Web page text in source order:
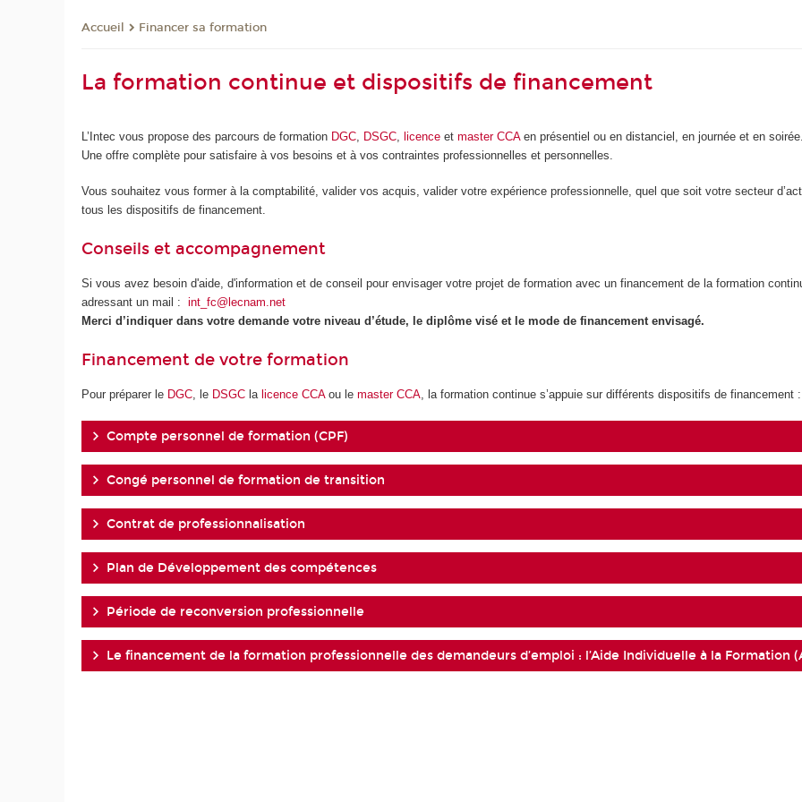
Accueil Financer sa formation
La formation continue et dispositifs de financement
L’Intec vous propose des parcours de formation DGC DSGC ,licenceetmaster CCAen présentiel ou en distanciel, en journée et en
Une offre complète pour satisfaire à vos besoins et à vos contraintes professionnelles et personnelles.
Vous souhaitez vous former à la comptabilité, valider vos acquis, valider votre expérience professionnelle, quel que soit votre secteur
tous les dispositifs de financement.
Conseils et accompagnement
Si vous avez besoin d'aide, d'information et de conseil pour envisager votre projet de formation avec un financement de la formation
adressant un mail :int_fc@lecnam.net
Merci d’indiquer dans votre demande votre niveau d’étude, le diplôme visé et le mode de financement envisagé.
Financement de votre formation
Pour préparer le DGC , le DSGC la licence CCAou lemaster CCA , la formation continue s’appuie sur différents dispositifs de financement :
Compte personnel de formation (CPF)
Congé personnel de formation de transition
Contrat de professionnalisation
Plan de Développement des compétences
Période de reconversion professionnelle
Le financement de la formation professionnelle des demandeurs d’emploi : l’Aide Individuelle à la Formation